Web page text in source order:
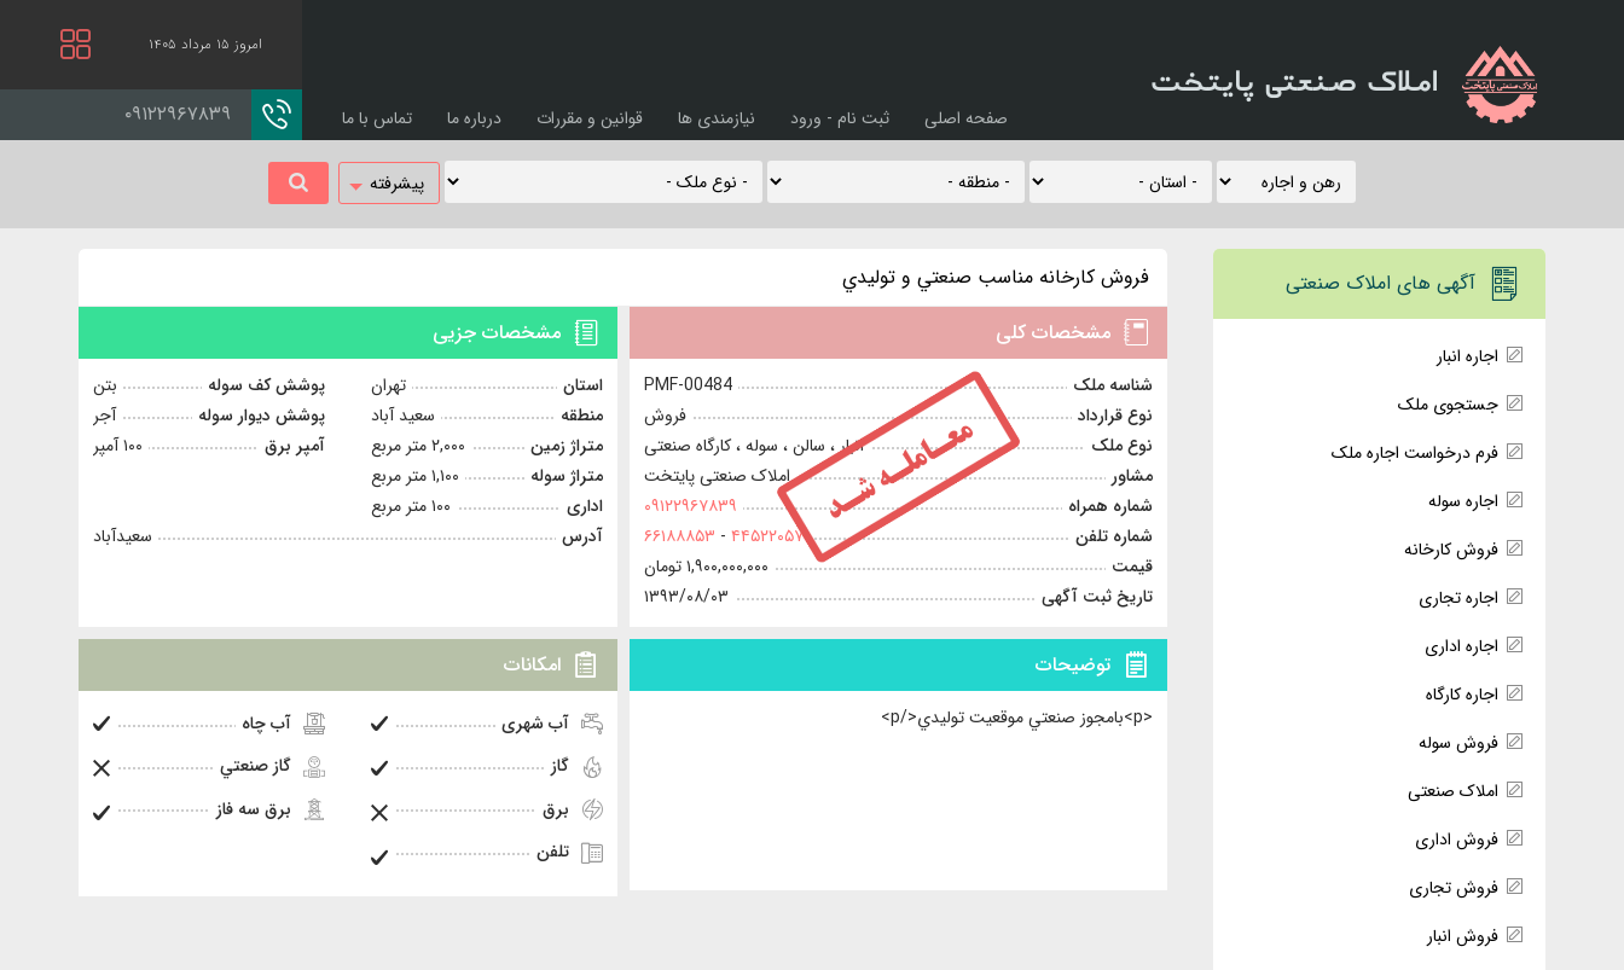
املاک صنعتی پایتخت
صفحه اصلی ثبت نام - ورود نیازمندی ها قوانین و مقررات درباره ما تماس با ما
امروز ۱۵ مرداد ۱۴۰۵
۰۹۱۲۲۹۶۷۸۳۹
پیشرفته
آگهی های املاک صنعتی
اجاره انبار
جستجوی ملک
فرم درخواست اجاره ملک
اجاره سوله
فروش کارخانه
اجاره تجاری
اجاره اداری
اجاره کارگاه
فروش سوله
املاک صنعتی
فروش اداری
فروش تجاری
فروش انبار
فروش كارخانه مناسب صنعتي و توليدي
مشخصات کلی
شناسه ملک
PMF-00484
نوع قرارداد
فروش
نوع ملک
انبار ، سالن ، سوله ، کارگاه صنعتی
مشاور
املاک صنعتی پایتخت
شماره همراه
۰۹۱۲۲۹۶۷۸۳۹
شماره تلفن
۴۴۵۲۲۰۵۷ - ۶۶۱۸۸۸۵۳
قیمت
۱,۹۰۰,۰۰۰,۰۰۰ تومان
تاریخ ثبت آگهی
۱۳۹۳/۰۸/۰۳
مشخصات جزیی
استان
تهران
منطقه
سعيد آباد
متراژ زمین
۲,۰۰۰ متر مربع
متراژ سوله
۱,۱۰۰ متر مربع
اداری
۱۰۰ متر مربع
پوشش کف سوله
بتن
پوشش دیوار سوله
آجر
آمپر برق
۱۰۰ آمپر
آدرس سعيدآباد
توضیحات
<p>بامجوز صنعتي موقعيت توليدي</p>
امکانات
آب شهری
گاز
برق
تلفن
آب چاه
گاز صنعتي
برق سه فاز